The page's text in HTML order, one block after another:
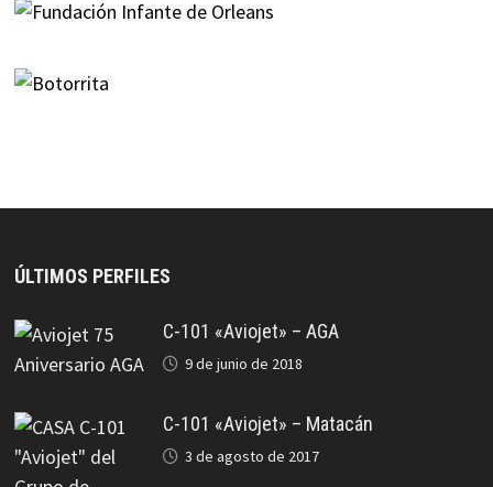
ÚLTIMOS PERFILES
C-101 «Aviojet» – AGA
9 de junio de 2018
C-101 «Aviojet» – Matacán
3 de agosto de 2017